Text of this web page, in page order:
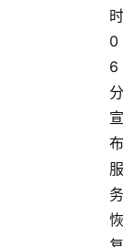
时
0
6
分
宣
布
服
务
恢